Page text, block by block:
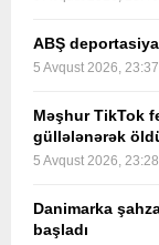
ABŞ
5 Avqust 2026, 23:37
Məşhur TikTok
güllələnərək
5 Avqust 2026, 23:28
Danimarka
başladı